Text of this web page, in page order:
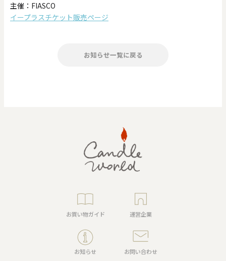
主催：FIASCO
イープラスチケット販売ページ
お知らせ一覧に戻る
お買い物ガイド 運営企業
お知らせ お問い合わせ